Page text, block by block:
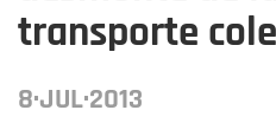
transporte
8·JUL·2013